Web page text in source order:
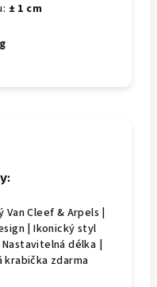
± 1 cm
Cleef & Arpels |
| Ikonický styl
délka |
krabička zdarma